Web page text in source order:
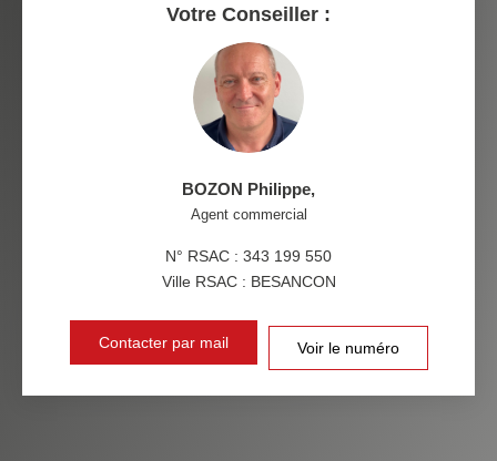
RESTAURANTS ET CAFÉS COMMERCES
Votre Conseiller :
BOZON Philippe,
Agent commercial
N° RSAC : 343 199 550
Ville RSAC : BESANCON
Contacter par mail Voir le numéro